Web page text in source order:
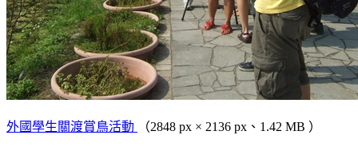
外國學生關渡賞鳥活動 （2848 px × 2136 px、1.42 MB ）